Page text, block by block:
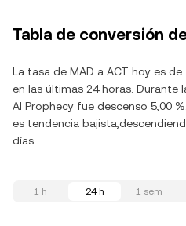
Tabla de conversión
La tasa de MAD a ACT hoy es de
en las últimas 24 horas. Durante
AI Prophecy fue descenso 5,00
es tendencia
días.
1 h 24 h 1 sem